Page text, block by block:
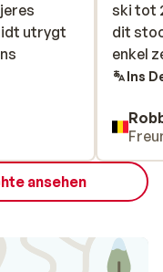
utrygt
utrygt
ski tot
dit
enkel
ski tot
dit
enkel
Ins
ansehen